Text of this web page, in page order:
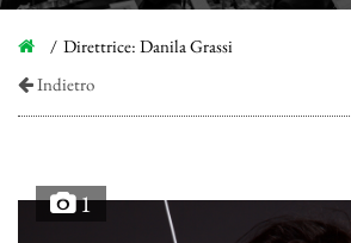
Direttrice: Danila Grassi
Indietro
1